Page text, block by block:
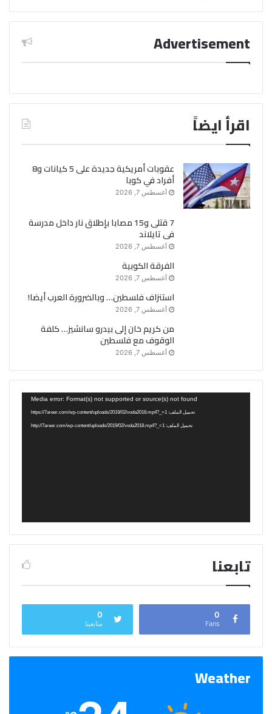
Advertisement
اقرأ ايضاً
عقوبات أمريكية جديدة على 5 كيانات و8
أفراد في كوبا
أغسطس 7, 2026
7 قتلى و15 مصابا بإطلاق نار داخل مدرسة
فى تايلاند
أغسطس 7, 2026
الفرقة الكوبية
أغسطس 7, 2026
استنزاف فلسطين… وبالضرورة العرب أيضا!
أغسطس 7, 2026
من كريم خان إلى بيدرو سانشيز… كلفة
الوقوف مع فلسطين
أغسطس 7, 2026
Media error: Format(s) not supported or source(s) not found
تحميل الملف: https://7areer.com/wp-content/uploads/2019/02/voda2018.mp4?_=1
تحميل الملف: http://7areer.com/wp-content/uploads/2019/02/voda2018.mp4?_=1
تابعنا
0
Fans
0
متابعينا
Weather